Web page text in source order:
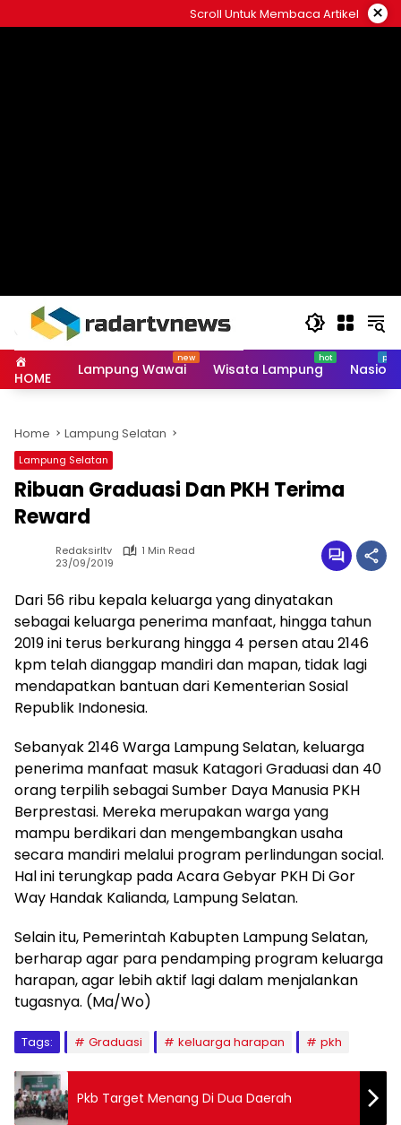
to
Scroll Untuk Membaca Artikel ×
HOME Lampung Wawai Wisata Lampung
Home Lampung Selatan
Lampung Selatan
Ribuan Graduasi Dan PKH Terima
Reward
Redaksirltv
1 Min Read
23/09/2019
Dari 56 ribu kepala keluarga yang dinyatakan
sebagai keluarga penerima manfaat, hingga tahun
2019 ini terus berkurang hingga 4 persen atau 2146
kpm telah dianggap mandiri dan mapan, tidak lagi
mendapatkan bantuan dari Kementerian Sosial
Republik Indonesia.
Sebanyak 2146 Warga Lampung Selatan, keluarga
penerima manfaat masuk Katagori Graduasi dan 40
orang terpilih sebagai Sumber Daya Manusia PKH
Berprestasi. Mereka merupakan warga yang
mampu berdikari dan mengembangkan usaha
secara mandiri melalui program perlindungan social.
Hal ini terungkap pada Acara Gebyar PKH Di Gor
Way Handak Kalianda, Lampung Selatan.
Selain itu, Pemerintah Kabupten Lampung Selatan,
berharap agar para pendamping program keluarga
harapan, agar lebih aktif lagi dalam menjalankan
tugasnya. (Ma/Wo)
Tags: Graduasi keluarga harapan pkh
Pkb Target Menang Di Dua Daerah